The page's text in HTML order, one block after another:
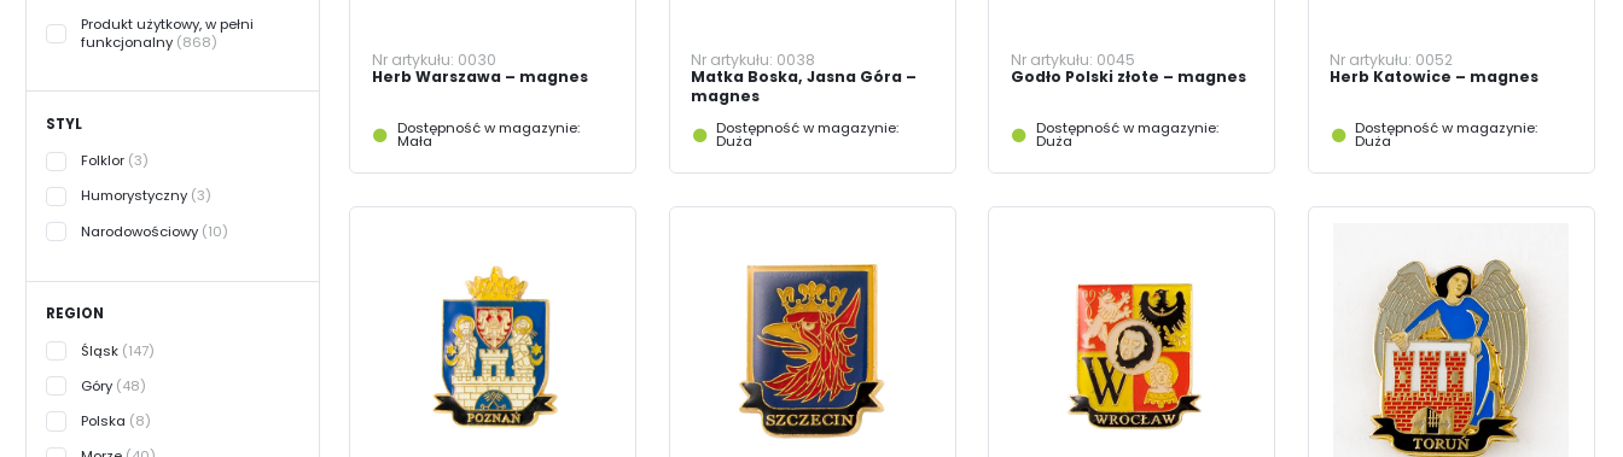
Produkt użytkowy, w pełni
funkcjonalny (868)
STYL
Folklor (3)
Humorystyczny (3)
Narodowościowy (10)
REGION
Śląsk (147)
Góry (48)
Polska (8)
Nr artykułu: 0030
Herb Warszawa – magnes
Dostępność w magazynie:
Mała
Nr artykułu: 0038
Matka Boska, Jasna Góra –
magnes
Dostępność w magazynie:
Duża
Nr artykułu: 0045
Godło Polski złote – magnes
Dostępność w magazynie:
Duża
Nr artykułu: 0052
Herb Katowice – magnes
Dostępność w magazynie:
Duża
USTAWIENIA
Szanujemy Twoją prywatność. Możesz zmienić ustawienia cookies lub